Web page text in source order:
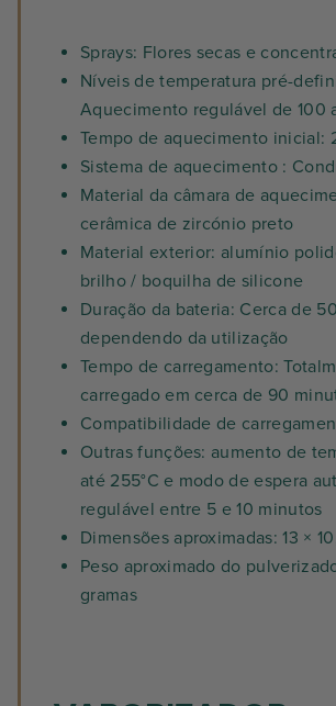
Sprays: Flores secas e
Níveis de temperatura pré-
Aquecimento regulável de 100
Tempo de aquecimento inicial:
Sistema de aquecimento :
Material da câmara de
cerâmica de zircónio preto
Material exterior: alumínio
brilho / boquilha de silicone
Duração da bateria: Cerca de
dependendo da utilização
Tempo de carregamento:
carregado em cerca de 90
Compatibilidade de
Outras funções: aumento de
até 255°C e modo de espera
regulável entre 5 e 10 minutos
Dimensões aproximadas: 13 ×
Peso aproximado do
gramas